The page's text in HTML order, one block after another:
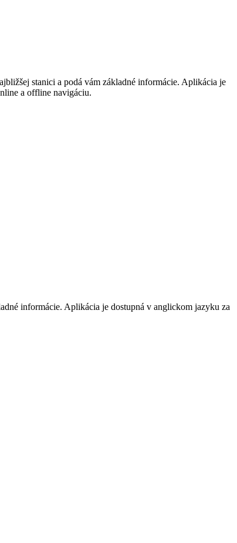
stanici a podá vám základné informácie. Aplikácia je
a offline navigáciu.
informácie. Aplikácia je dostupná v anglickom jazyku za